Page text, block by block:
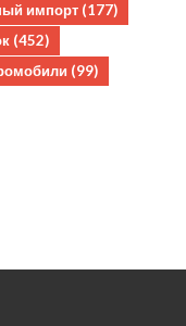
импорт (177)
(452)
(99)